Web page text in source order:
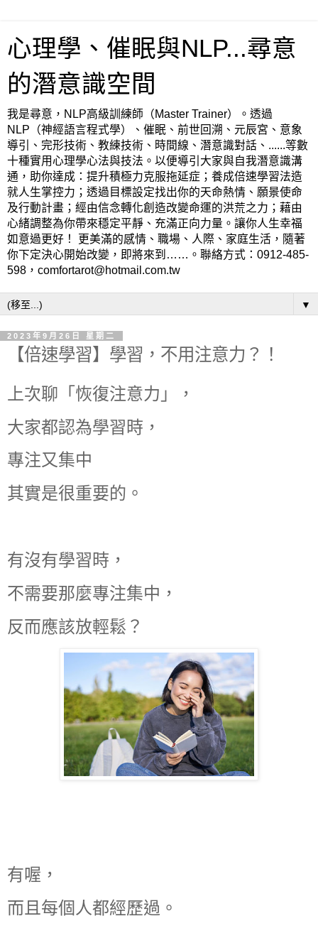
心理學、催眠與NLP...尋意
的潛意識空間
我是尋意，NLP高級訓練師（Master Trainer）。透過
NLP（神經語言程式學）、催眠、前世回溯、元辰宮、意象
導引、完形技術、教練技術、時間線、潛意識對話、......等數
十種實用心理學心法與技法。以便導引大家與自我潛意識溝
通，助你達成：提升積極力克服拖延症；養成倍速學習法造
就人生掌控力；透過目標設定找出你的天命熱情、願景使命
及行動計畫；經由信念轉化創造改變命運的洪荒之力；藉由
心緒調整為你帶來穩定平靜、充滿正向力量。讓你人生幸福
如意過更好！ 更美滿的感情、職場、人際、家庭生活，隨著
你下定決心開始改變，即將來到……。聯絡方式：0912-485-
598，comfortarot@hotmail.com.tw
▼
2023年9月26日 星期二
【倍速學習】學習，不用注意力？！
上次聊「恢復注意力」，
大家都認為學習時，
專注又集中
其實是很重要的。
有沒有學習時，
不需要那麼專注集中，
反而應該放輕鬆？
有喔，
而且每個人都經歷過。